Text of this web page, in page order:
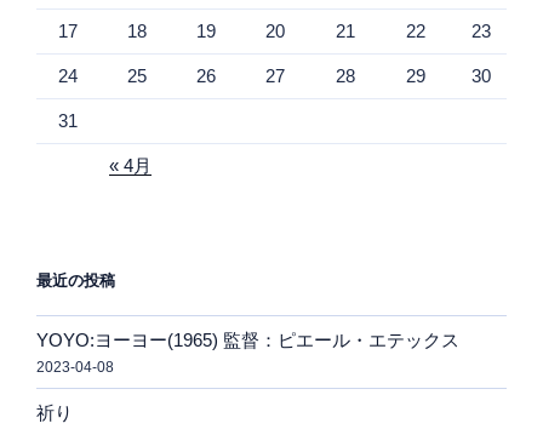
17 18 19 20 21 22 23
24 25 26 27 28 29 30
31
« 4月
最近の投稿
YOYO:ヨーヨー(1965) 監督：ピエール・エテックス
2023-04-08
祈り